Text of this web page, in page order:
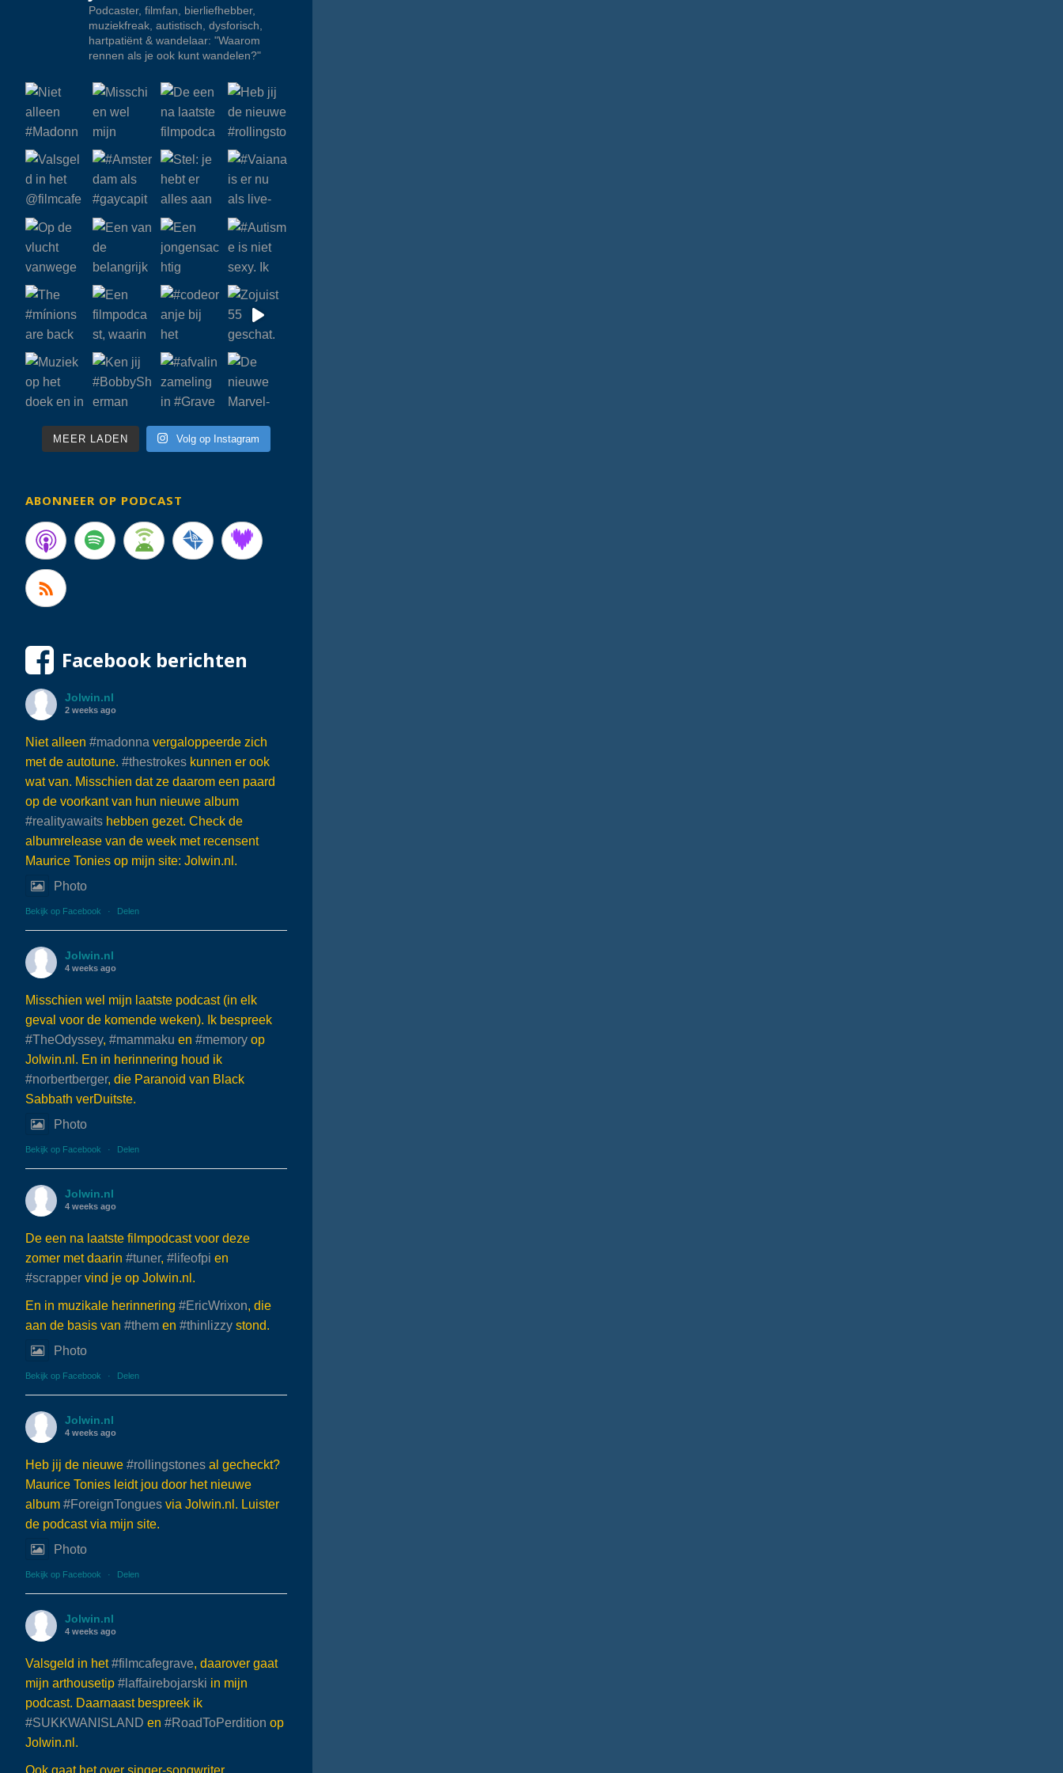
Podcaster, filmfan, bierliefhebber,
muziekfreak, autistisch, dysforisch,
hartpatiënt & wandelaar: "Waarom
rennen als je ook kunt wandelen?"
MEER LADEN Volg op Instagram
ABONNEER OP PODCAST
Facebook berichten
Jolwin.nl
2 weeks ago
Niet alleen #madonna vergaloppeerde zich
met de autotune. #thestrokes kunnen er ook
wat van. Misschien dat ze daarom een paard
op de voorkant van hun nieuwe album
#realityawaits hebben gezet. Check de
albumrelease van de week met recensent
Maurice Tonies op mijn site: Jolwin.nl.
Photo
Bekijk op Facebook · Delen
Jolwin.nl
4 weeks ago
Misschien wel mijn laatste podcast (in elk
geval voor de komende weken). Ik bespreek
#TheOdyssey, #mammaku en #memory op
Jolwin.nl. En in herinnering houd ik
#norbertberger, die Paranoid van Black
Sabbath verDuitste.
Photo
Bekijk op Facebook · Delen
Jolwin.nl
4 weeks ago
De een na laatste filmpodcast voor deze
zomer met daarin #tuner, #lifeofpi en
#scrapper vind je op Jolwin.nl.
En in muzikale herinnering #EricWrixon, die
aan de basis van #them en #thinlizzy stond.
Photo
Bekijk op Facebook · Delen
Jolwin.nl
4 weeks ago
Heb jij de nieuwe #rollingstones al gecheckt?
Maurice Tonies leidt jou door het nieuwe
album #ForeignTongues via Jolwin.nl. Luister
de podcast via mijn site.
Photo
Bekijk op Facebook · Delen
Jolwin.nl
4 weeks ago
Valsgeld in het#filmcafegrave, daarover gaat
mijn arthousetip #laffairebojarski in mijn
podcast. Daarnaast bespreek ik
#SUKKWANISLAND en #RoadToPerdition op
Jolwin.nl.
Ook gaat het over singer-songwriter